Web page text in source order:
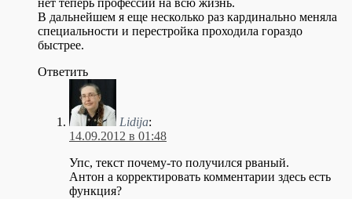
нет теперь профессий на всю жизнь.
В дальнейшем я еще несколько раз кардинально меняла
специальности и перестройка проходила гораздо
быстрее.
Ответить
Lidija:
14.09.2012 в 01:48
Упс, текст почему-то получился рваный.
Антон а корректировать комментарии здесь есть
функция?